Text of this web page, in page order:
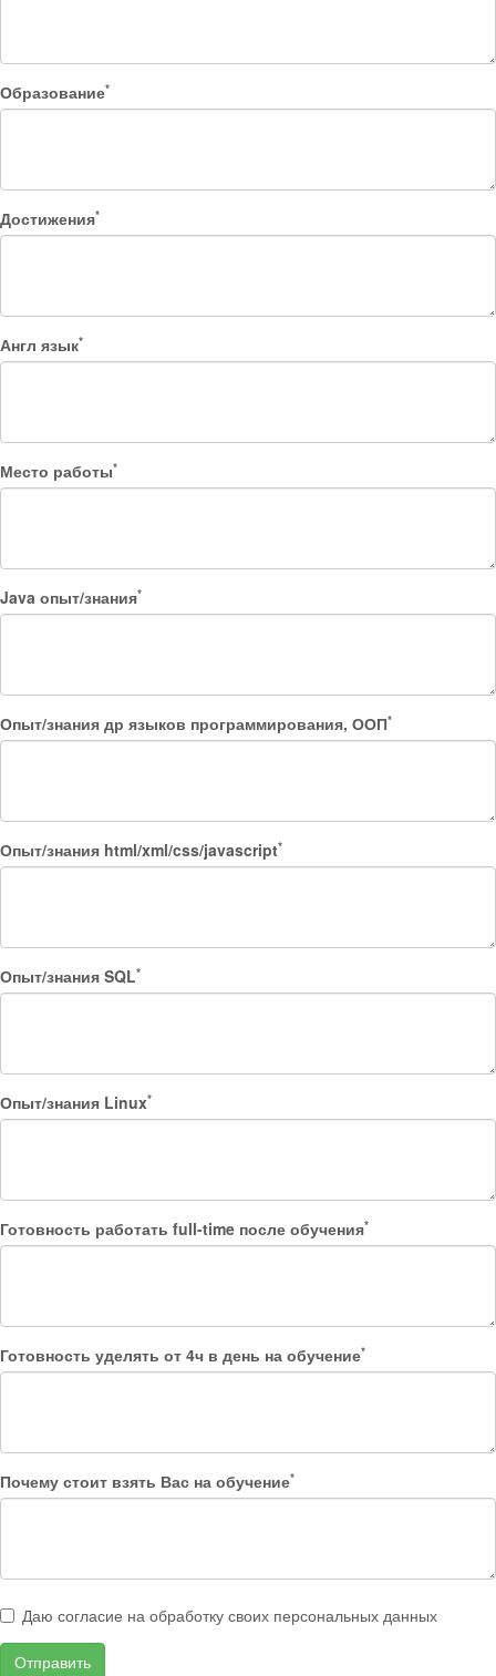
Образование*
Достижения*
Англ язык*
Место работы*
Java опыт/знания*
Опыт/знания др языков программирования, ООП*
Опыт/знания html/xml/css/javascript*
Опыт/знания SQL*
Опыт/знания Linux*
Готовность работать full-time после обучения*
Готовность уделять от 4ч в день на обучение*
Почему стоит взять Вас на обучение*
Даю согласие на обработку своих персональных данных
Отправить